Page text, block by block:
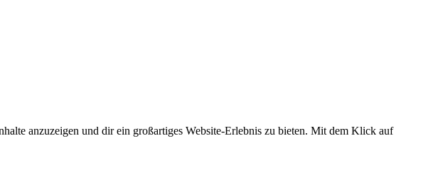
anzuzeigen und dir ein großartiges Website-Erlebnis zu bieten. Mit dem Klick auf